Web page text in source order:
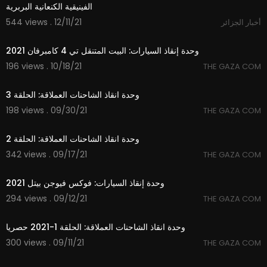
الفينيقية الكنعانية البربرية
544 views . 12/11/21
أخبار الجزائر
وحدة إنقاذ السيارات: البيت المتنقل تي 4 كامبرفان 2021
196 views . 10/18/21
THE GAZA COM
وحدة انقاذ الشاحنات العملاقة: الحلقة 3
198 views . 09/30/21
THE GAZA COM
وحدة انقاذ الشاحنات العملاقة: الحلقة 2
342 views . 09/17/21
THE GAZA COM
وحدة إنقاذ السيارات: فوكس فيوجن بيتل 2021
294 views . 09/12/21
THE GAZA COM
وحدة انقاذ الشاحنات العملاقة: الحلقة 1-2021 حصريا
300 views . 09/11/21
THE GAZA COM